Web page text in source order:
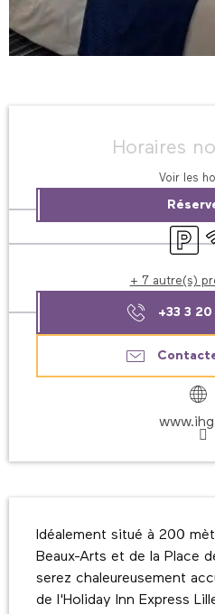
Horaires
Voir les
Parking
+ 7 autre(s)
+33 3
Idéalement situé à 200
Beaux-Arts et de la Place
serez chaleureusement
de l'Holiday Inn Express